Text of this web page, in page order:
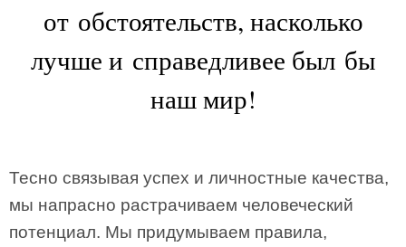
от обстоятельств, насколько
лучше и справедливее был бы
наш мир!
Тесно связывая успех и личностные качества,
мы напрасно растрачиваем человеческий
потенциал. Мы придумываем правила,